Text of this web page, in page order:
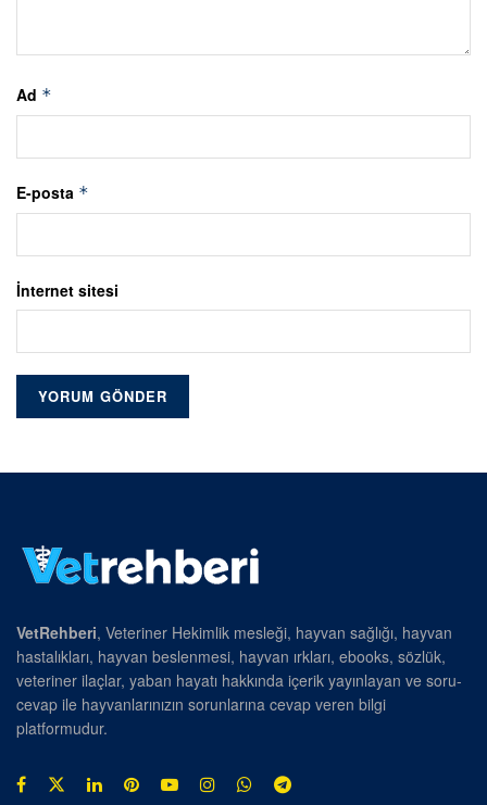
Ad *
E-posta *
İnternet sitesi
VetRehberi, Veteriner Hekimlik mesleği, hayvan sağlığı, hayvan
hastalıkları, hayvan beslenmesi, hayvan ırkları, ebooks, sözlük,
veteriner ilaçlar, yaban hayatı hakkında içerik yayınlayan ve soru-
cevap ile hayvanlarınızın sorunlarına cevap veren bilgi
platformudur.